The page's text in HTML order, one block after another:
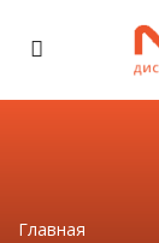
Главная